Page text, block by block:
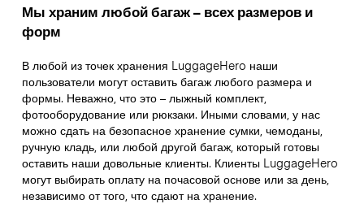
Мы храним любой багаж – всех размеров и
форм
В любой из точек хранения LuggageHero наши
пользователи могут оставить багаж любого размера и
формы. Неважно, что это – лыжный комплект,
фотооборудование или рюкзаки. Иными словами, у нас
можно сдать на безопасное хранение сумки, чемоданы,
ручную кладь, или любой другой багаж, который готовы
оставить наши довольные клиенты. Клиенты LuggageHero
могут выбирать оплату на почасовой основе или за день,
независимо от того, что сдают на хранение.